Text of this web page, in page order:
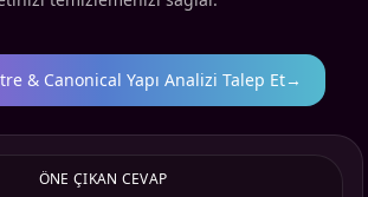
& Canonical Yapı Analizi Talep Et→
ÖNE ÇIKAN CEVAP